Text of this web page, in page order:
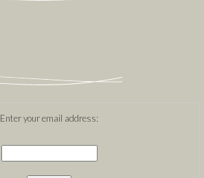
Enter your email address: